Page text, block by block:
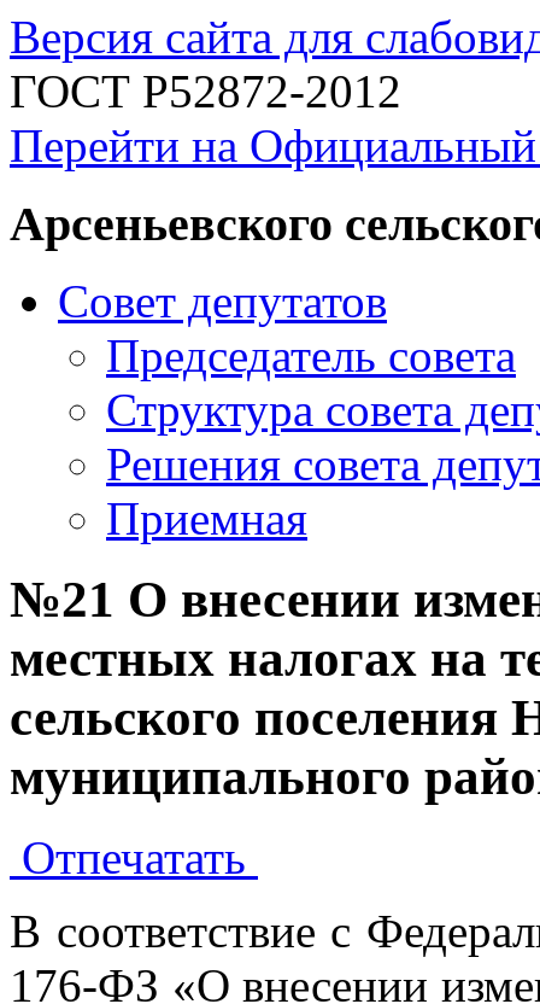
Версия сайта для
ГОСТ Р52872-2012
Перейти на
Арсеньевского
Совет депутатов
Председатель совета
Структура совета
Решения совета
Приемная
№21 О внесении
местных налогах на
сельского поселения
муниципального
Отпечатать
В соответствие с
176-ФЗ «О внесении